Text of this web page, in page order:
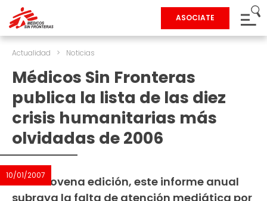
ASOCIATE
Actualidad > Noticias
Médicos Sin Fronteras
publica la lista de las diez
crisis humanitarias más
olvidadas de 2006
10/01/2007
En su novena edición, este informe anual
subraya la falta de atención mediática por